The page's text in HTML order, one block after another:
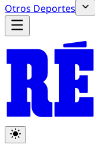
Otros Deportes